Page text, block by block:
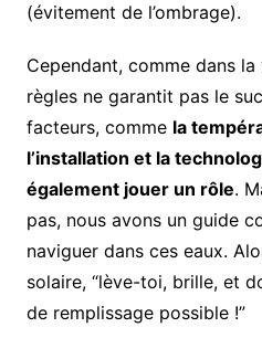
(évitement de l’ombrage).
Cependant, comme dans
règles ne garantit pas le
facteurs, comme la
l’installation et la
également jouer un rôle.
pas, nous avons un guide
naviguer dans ces eaux.
solaire, “lève-toi, brille, et
de remplissage possible !”